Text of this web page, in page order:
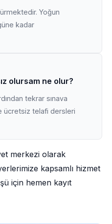
Yoğun
kadar
olursam ne olur?
tekrar sınava
ücretsiz telafi dersleri
merkezi olarak
kapsamlı hizmet
için hemen kayıt